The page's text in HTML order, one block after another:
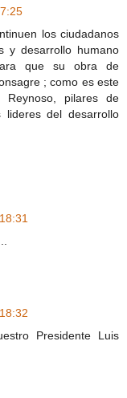
los ciudadanos
y desarrollo humano
que su obra de
; como es este
pilares de
lideres del desarrollo
Presidente Luis